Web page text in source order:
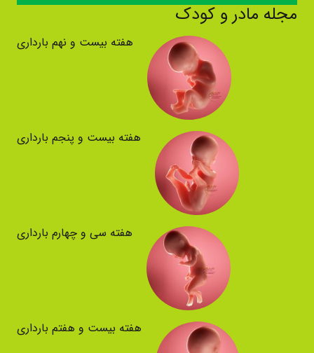
مجله مادر و کودک
هفته بیست و نهم بارداری
هفته بیست و پنجم بارداری
هفته سی و چهارم بارداری
هفته بیست و هفتم بارداری